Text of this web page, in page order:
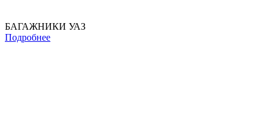
БАГАЖНИКИ УАЗ
Подробнее